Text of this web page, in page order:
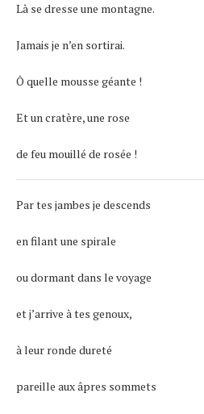
Là se dresse une montagne.
Jamais je n’en sortirai.
Ô quelle mousse géante !
Et un cratère, une rose
de feu mouillé de rosée !
Par tes jambes je descends
en filant une spirale
ou dormant dans le voyage
et j’arrive à tes genoux,
à leur ronde dureté
pareille aux âpres sommets